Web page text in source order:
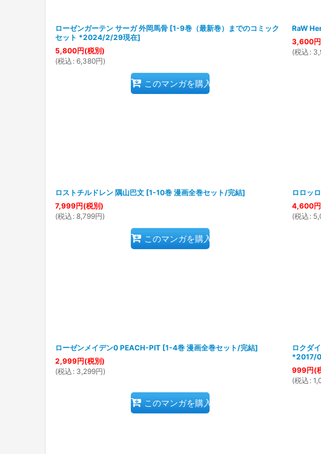
ローゼンガーテン サーガ 外岡馬骨 [1-9巻（最新巻）までのコミック
セット *2024/2/29現在]
5,800円(税別)
(税込 : 6,380円)
このマンガを購入
RaW
3,600円
(税込 :
ロストチルドレン 隅山巴文 [1-10巻 漫画全巻セット/完結]
7,999円(税別)
(税込 : 8,799円)
このマンガを購入
ロロッ
4,600円
(税込 :
ローゼンメイデン0 PEACH-PIT [1-4巻 漫画全巻セット/完結]
2,999円(税別)
(税込 : 3,299円)
このマンガを購入
ロクダ
*2017/
999円(
(税込 :